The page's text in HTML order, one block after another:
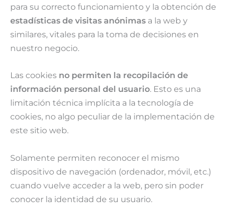
para su correcto funcionamiento y la obtención de
estadísticas de visitas anónimas a la web y
similares, vitales para la toma de decisiones en
nuestro negocio.
Las cookies no permiten la recopilación de
información personal del usuario. Esto es una
limitación técnica implícita a la tecnología de
cookies, no algo peculiar de la implementación de
este sitio web.
Solamente permiten reconocer el mismo
dispositivo de navegación (ordenador, móvil, etc.)
cuando vuelve acceder a la web, pero sin poder
conocer la identidad de su usuario.